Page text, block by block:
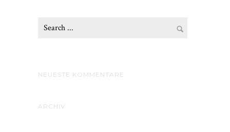
NEUESTE KOMMENTARE
ARCHIV